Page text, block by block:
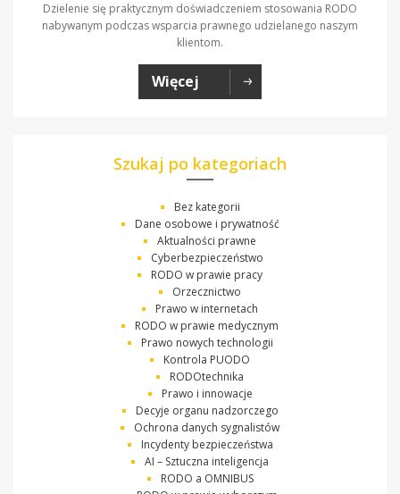
Dzielenie się praktycznym doświadczeniem stosowania RODO
nabywanym podczas wsparcia prawnego udzielanego naszym
klientom.
Więcej
Szukaj po kategoriach
Bez kategorii
Dane osobowe i prywatność
Aktualności prawne
Cyberbezpieczeństwo
RODO w prawie pracy
Orzecznictwo
Prawo w internetach
RODO w prawie medycznym
Prawo nowych technologii
Kontrola PUODO
RODOtechnika
Prawo i innowacje
Decyje organu nadzorczego
Ochrona danych sygnalistów
Incydenty bezpieczeństwa
AI – Sztuczna inteligencja
RODO a OMNIBUS